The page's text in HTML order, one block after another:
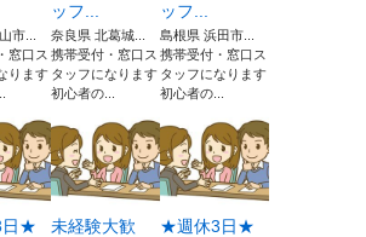
市...
窓口ス
ります
ッフ...
奈良県 北葛城...
携帯受付・窓口ス
タッフになります
初心者の...
ッフ...
島根県 浜田市...
携帯受付・窓口ス
タッフになります
初心者の...
日★
未経験大歓
★週休3日★